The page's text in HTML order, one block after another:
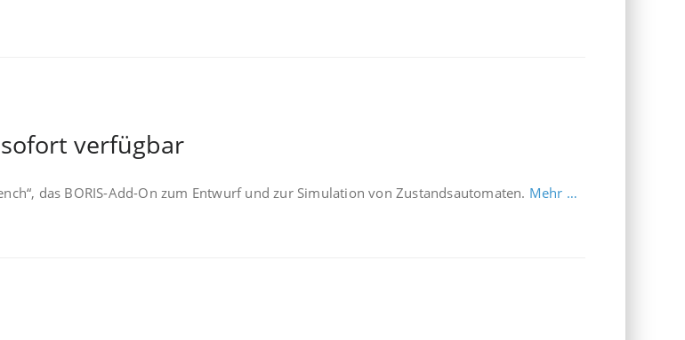
verfügbar
das BORIS-Add-On zum Entwurf und zur Simulation von Zustandsautomaten. Mehr …